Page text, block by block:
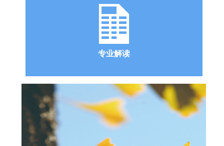
专业解读